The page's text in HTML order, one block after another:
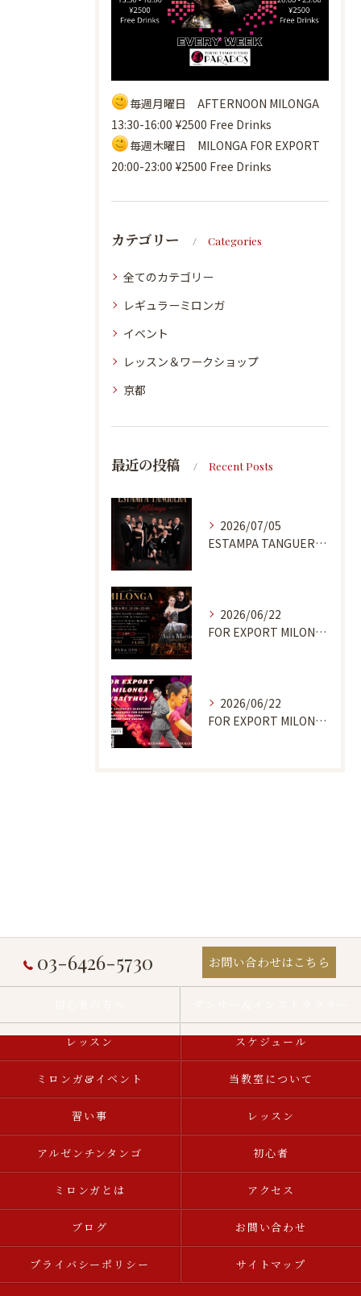
毎週月曜日 AFTERNOON MILONGA
13:30-16:00 ¥2500 Free Drinks
毎週木曜日 MILONGA FOR EXPORT
20:00-23:00 ¥2500 Free Drinks
カテゴリー Categories
全てのカテゴリー
レギュラーミロンガ
イベント
レッスン＆ワークショップ
京都
最近の投稿 Recent Posts
2026/07/05
ESTAMPA TANGUERA MILONGA
2026/06/22
FOR EXPORT MILONGA 7/9
2026/06/22
FOR EXPORT MILONGA 6/25
03-6426-5730 お問い合わせはこちら
レッスン スケジュール
ミロンガ&イベント 当教室について
習い事 レッスン
アルゼンチンタンゴ 初心者
ミロンガとは アクセス
ブログ お問い合わせ
プライバシーポリシー サイトマップ